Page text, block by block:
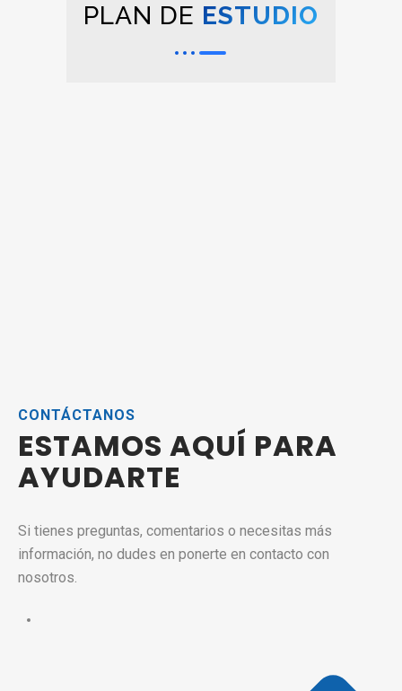
PLAN DE ESTUDIO
CONTÁCTANOS
ESTAMOS AQUÍ PARA
AYUDARTE
Si tienes preguntas, comentarios o necesitas más
información, no dudes en ponerte en contacto con
nosotros.